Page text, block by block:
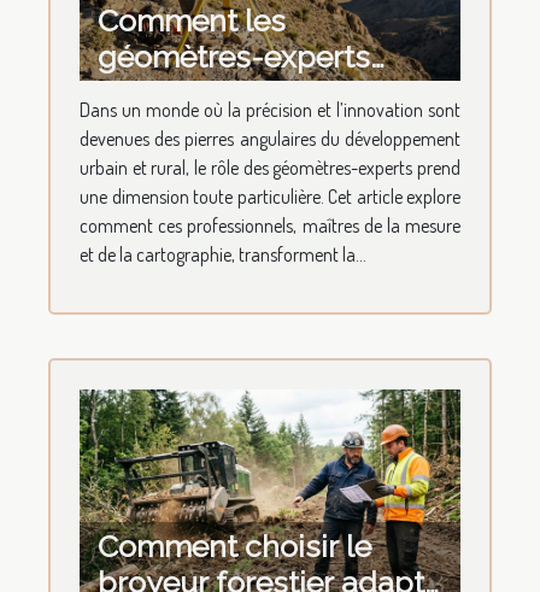
Comment les
géomètres-experts
façonnent-ils l'avenir de
la topographie ?
Dans un monde où la précision et l’innovation sont
devenues des pierres angulaires du développement
urbain et rural, le rôle des géomètres-experts prend
une dimension toute particulière. Cet article explore
comment ces professionnels, maîtres de la mesure
et de la cartographie, transforment la...
Comment choisir le
broyeur forestier adapté